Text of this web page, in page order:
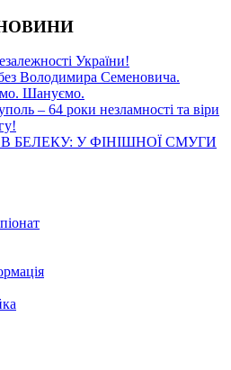
України!
Володимира Семеновича.
Шануємо.
– 64 роки незламності та віри
БЕЛЕКУ: У ФІНІШНОЇ СМУГИ